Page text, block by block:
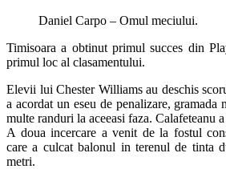
Daniel Carpo – Omul meciului.
Timisoara a obtinut primul succes din
primul loc al clasamentului.
Elevii lui Chester Williams au deschis
a acordat un eseu de penalizare, gramada
multe randuri la aceeasi faza. Calafeteanu
A doua incercare a venit de la fostul
care a culcat balonul in terenul de tinta
metri.